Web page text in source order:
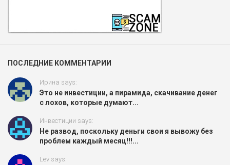
ПОСЛЕДНИЕ КОММЕНТАРИИ
Ирина says:
Это не инвестиции, а пирамида, скачивание денег
с лохов, которые думают...
Инвестиции says:
Не развод, поскольку деньги свои я вывожу без
проблем каждый месяц!!!...
Lev says: